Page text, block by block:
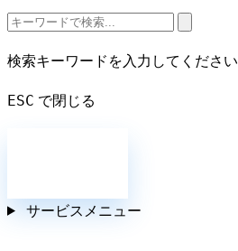
検索キーワードを入力してください
ESC で閉じる
サービスメニュー